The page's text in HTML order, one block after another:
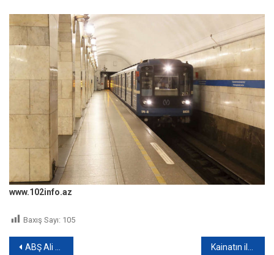
www.102info.az
Baxış Sayı: 105
Yazı
ABŞ Ali Məhkəməsinın ilk afroamerikalı hakimi qadın oldu